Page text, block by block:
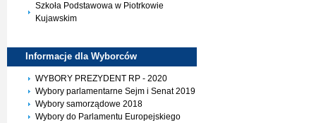
Szkoła Podstawowa w Piotrkowie
Kujawskim
Informacje dla Wyborców
WYBORY PREZYDENT RP - 2020
Wybory parlamentarne Sejm i Senat 2019
Wybory samorządowe 2018
Wybory do Parlamentu Europejskiego